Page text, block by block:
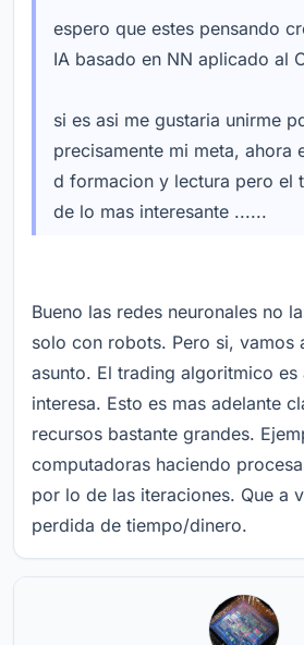
espero que estes pensando
IA basado en NN aplicado al
si es asi me gustaria unirme
precisamente mi meta, ahora
d formacion y lectura pero el
de lo mas interesante ......
Bueno las redes neuronales no
solo con robots. Pero si, vamos
asunto. El trading algoritmico es
interesa. Esto es mas adelante
recursos bastante grandes.
computadoras haciendo
por lo de las iteraciones. Que a
perdida de tiempo/dinero.